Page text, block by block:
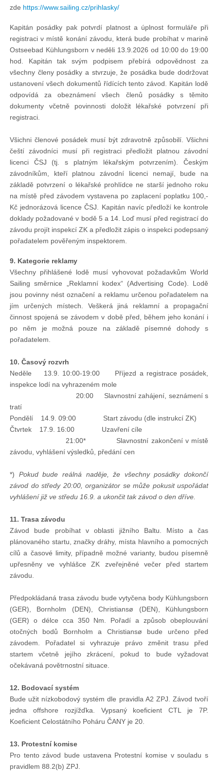
zde https://www.sailing.cz/prihlasky/
Kapitán posádky pak potvrdí platnost a úplnost formuláře při
registraci v místě konání závodu, která bude probíhat v marině
Ostseebad Kühlungsborn v neděli 13.9.2026 od 10:00 do 19:00
hod. Kapitán tak svým podpisem přebírá odpovědnost za
všechny členy posádky a stvrzuje, že posádka bude dodržovat
ustanovení všech dokumentů řídících tento závod. Kapitán lodě
odpovídá za obeznámení všech členů posádky s těmito
dokumenty včetně povinnosti doložit lékařské potvrzení při
registraci.
Všichni členové posádek musí být zdravotně způsobilí. Všichni
čeští závodníci musí při registraci předložit platnou závodní
licenci ČSJ (tj. s platným lékařským potvrzením). Českým
závodníkům, kteří platnou závodní licenci nemají, bude na
základě potvrzení o lékařské prohlídce ne starší jednoho roku
na místě před závodem vystavena po zaplacení poplatku 100,-
Kč jednorázová licence ČSJ. Kapitán navíc předloží ke kontrole
doklady požadované v bodě 5 a 14. Loď musí před registrací do
závodu projít inspekcí ZK a předložit zápis o inspekci podepsaný
pořadatelem pověřeným inspektorem.
9. Kategorie reklamy
Všechny přihlášené lodě musí vyhovovat požadavkům World
Sailing směrnice „Reklamní kodex“ (Advertising Code). Lodě
jsou povinny nést označení a reklamu určenou pořadatelem na
jím určených místech. Veškerá jiná reklamní a propagační
činnost spojená se závodem v době před, během jeho konání i
po něm je možná pouze na základě písemné dohody s
pořadatelem.
10. Časový rozvrh
Neděle 13.9. 10:00-19:00 Příjezd a registrace posádek,
inspekce lodí na vyhrazeném mole
20:00 Slavnostní zahájení, seznámení s
tratí
Pondělí 14.9. 09:00 Start závodu (dle instrukcí ZK)
Čtvrtek 17.9. 16:00 Uzavření cíle
21:00* Slavnostní zakončení v místě
závodu, vyhlášení výsledků, předání cen
*) Pokud bude reálná naděje, že všechny posádky dokončí
závod do středy 20:00, organizátor se může pokusit uspořádat
vyhlášení již ve středu 16.9. a ukončit tak závod o den dříve.
11. Trasa závodu
Závod bude probíhat v oblasti jižního Baltu. Místo a čas
plánovaného startu, značky dráhy, místa hlavního a pomocných
cílů a časové limity, případně možné varianty, budou písemně
upřesněny ve vyhlášce ZK zveřejněné večer před startem
závodu.
Předpokládaná trasa závodu bude vytyčena body Kühlungsborn
(GER), Bornholm (DEN), Christiansø (DEN), Kühlungsborn
(GER) o délce cca 350 Nm. Pořadí a způsob obeplouvání
otočných bodů Bornholm a Christiansø bude určeno před
závodem. Pořadatel si vyhrazuje právo změnit trasu před
startem včetně jejího zkrácení, pokud to bude vyžadovat
očekávaná povětrnostní situace.
12. Bodovací systém
Bude užit nízkobodový systém dle pravidla A2 ZPJ. Závod tvoří
jedna offshore rozjížďka. Vypsaný koeficient CTL je 7P.
Koeficient Celostátního Poháru ČANY je 20.
13. Protestní komise
Pro tento závod bude ustavena Protestní komise v souladu s
pravidlem 88.2(b) ZPJ.